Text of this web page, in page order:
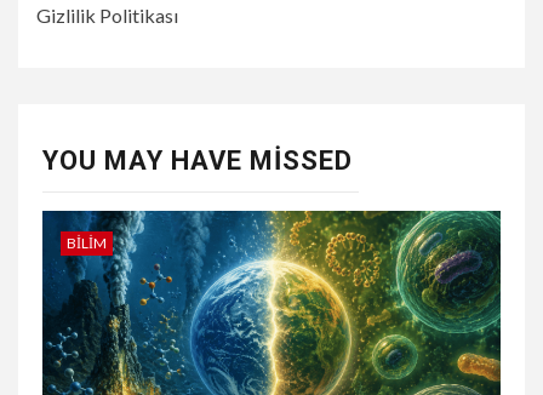
Gizlilik Politikası
YOU MAY HAVE MISSED
BILIM